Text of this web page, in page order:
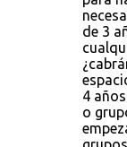
de 3
4
o